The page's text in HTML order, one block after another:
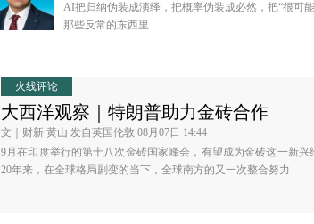
AI把归纳伪装成演绎，把概率伪装成必然，把“很可
那些反常的东西里
火线评论
大西洋观察｜特朗普助力金砖合作
文｜财新 黄山 发自英国伦敦 08月07日 14:44
9月在印度举行的第十八次金砖国家峰会，有望成为金砖这一新兴
20年来，在全球格局剧变的当下，全球南方的又一次整合努力